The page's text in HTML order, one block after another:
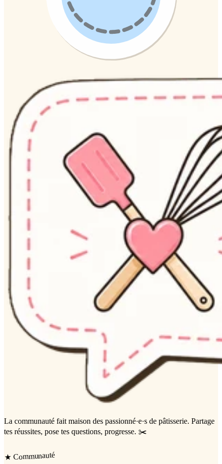
La communauté fait maison des passionné·e·s de pâtisserie. Partage
tes réussites, pose tes questions, progresse. ✂️
★ Communauté